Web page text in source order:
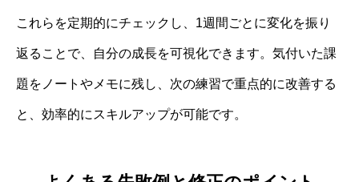
これらを定期的にチェックし、1週間ごとに変化を振り
返ることで、自分の成長を可視化できます。気付いた課
題をノートやメモに残し、次の練習で重点的に改善する
と、効率的にスキルアップが可能です。